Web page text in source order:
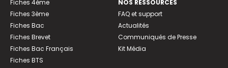
Fiches 4ème
Fiches 3ème
Fiches Bac
Fiches Brevet
Fiches Bac Français
Fiches BTS
NOS RESSOURCES
FAQ et support
Actualités
Communiqués de Presse
Kit Média